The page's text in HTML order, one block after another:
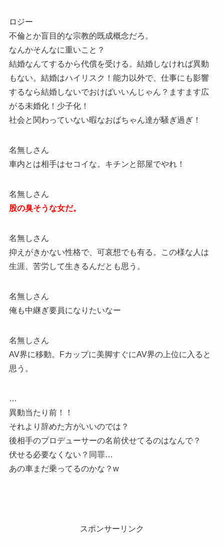
ロジー
不倫とか盲目的な宗教的既成概念だろ。
なんかそんなに重いこと？
結婚なんてするから代償を受ける。結婚しなければ異動
もない。結婚はハイリスク！能力以外で、仕事にも影響
するなら結婚しないでおけばいいんじゃん？ますます広
がる未婚化！少子化！
社会と関わっていない暇なおばちゃん達が騒ぎ過ぎ！
名無しさん
車内とは相手はセコイな。キチンと部屋でやれ！
名無しさん
股の臭そうな女だ。
名無しさん
抑えがきかない性格で、可哀想でも有る。この様な人は
生涯、苦労して生きるんだとも思う。
名無しさん
俺も中継ぎ要員になりたいなー
名無しさん
AV界に移動。Fカップに美脚すぐにAV界の上位に入ると
思う。
…
異動当たり前！！
それより辞めた方がいいのでは？
後相手のプロデューサーの名前伏せてるのはなんで？
伏せる必要なくない？同罪…
あの車まだ乗ってるのかな？w
スポンサーリンク